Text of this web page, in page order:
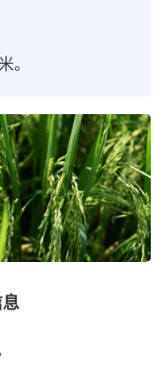
。